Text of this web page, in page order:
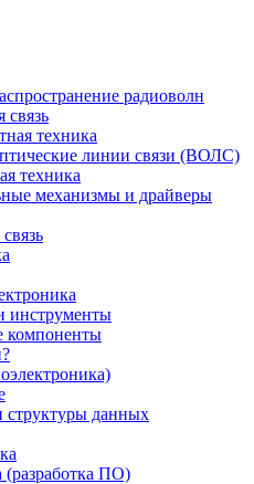
радиоволн
связь
техника
линии связи (ВОЛС)
техника
механизмы и драйверы
инструменты
компоненты
данных
(разработка ПО)